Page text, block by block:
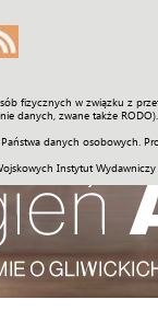
fizycznych w związku z
danych, zwane także RODO).
danych osobowych.
Instytut Wydawniczy
Wideo